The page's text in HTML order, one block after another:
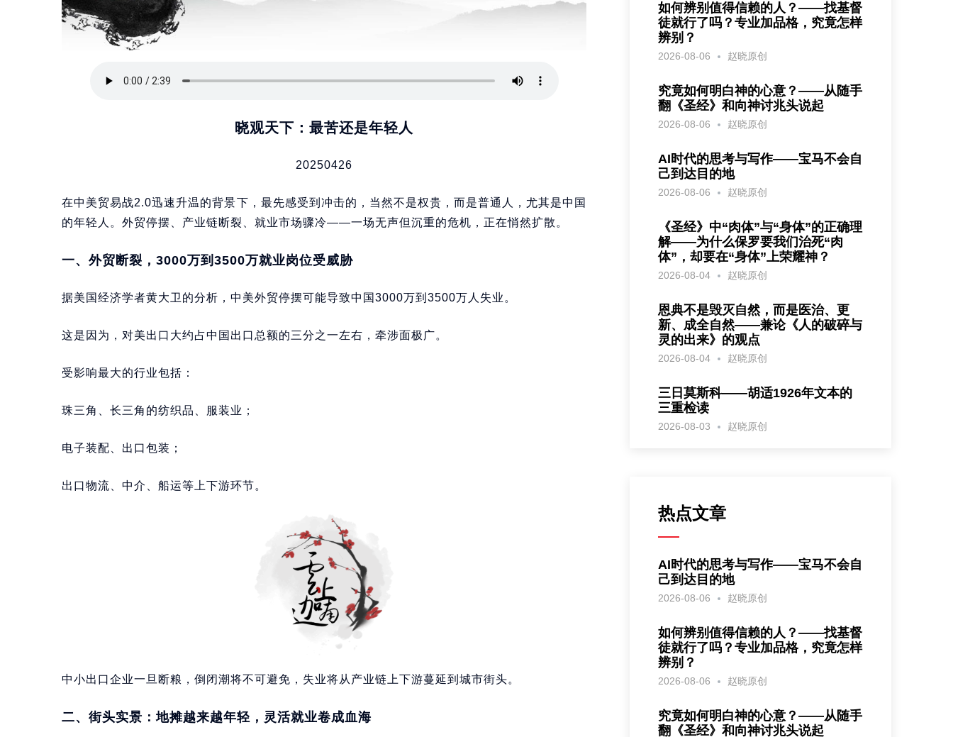
晓观天下：最苦还是年轻人
20250426
在中美贸易战2.0迅速升温的背景下，最先感受到冲击的，当然不是权贵，而是普通人，尤其是中国
的年轻人。外贸停摆、产业链断裂、就业市场骤冷——一场无声但沉重的危机，正在悄然扩散。
一、外贸断裂，3000万到3500万就业岗位受威胁
据美国经济学者黄大卫的分析，中美外贸停摆可能导致中国3000万到3500万人失业。
这是因为，对美出口大约占中国出口总额的三分之一左右，牵涉面极广。
受影响最大的行业包括：
珠三角、长三角的纺织品、服装业；
电子装配、出口包装；
出口物流、中介、船运等上下游环节。
中小出口企业一旦断粮，倒闭潮将不可避免，失业将从产业链上下游蔓延到城市街头。
二、街头实景：地摊越来越年轻，灵活就业卷成血海
如何辨别值得信赖的人？——找基督
徒就行了吗？专业加品格，究竟怎样
辨别？
2026-08-06 赵晓原创
究竟如何明白神的心意？——从随手
翻《圣经》和向神讨兆头说起
2026-08-06 赵晓原创
AI时代的思考与写作——宝马不会自
己到达目的地
2026-08-06 赵晓原创
《圣经》中“肉体”与“身体”的正确理
解——为什么保罗要我们治死“肉
体”，却要在“身体”上荣耀神？
2026-08-04 赵晓原创
恩典不是毁灭自然，而是医治、更
新、成全自然——兼论《人的破碎与
灵的出来》的观点
2026-08-04 赵晓原创
三日莫斯科——胡适1926年文本的
三重检读
2026-08-03 赵晓原创
热点文章
AI时代的思考与写作——宝马不会自
己到达目的地
2026-08-06 赵晓原创
如何辨别值得信赖的人？——找基督
徒就行了吗？专业加品格，究竟怎样
辨别？
2026-08-06 赵晓原创
究竟如何明白神的心意？——从随手
翻《圣经》和向神讨兆头说起